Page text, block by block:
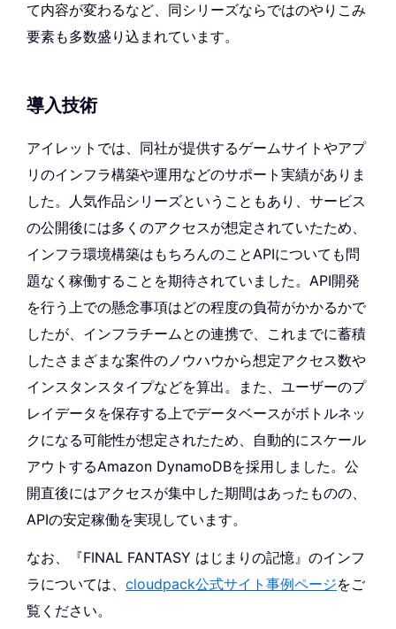
て内容が変わるなど、同シリーズならではのやりこみ
要素も多数盛り込まれています。
導入技術
アイレットでは、同社が提供するゲームサイトやアプ
リのインフラ構築や運用などのサポート実績がありま
した。人気作品シリーズということもあり、サービス
の公開後には多くのアクセスが想定されていたため、
インフラ環境構築はもちろんのことAPIについても問
題なく稼働することを期待されていました。API開発
を行う上での懸念事項はどの程度の負荷がかかるかで
したが、インフラチームとの連携で、これまでに蓄積
したさまざまな案件のノウハウから想定アクセス数や
インスタンスタイプなどを算出。また、ユーザーのプ
レイデータを保存する上でデータベースがボトルネッ
クになる可能性が想定されたため、自動的にスケール
アウトするAmazon DynamoDBを採用しました。公
開直後にはアクセスが集中した期間はあったものの、
APIの安定稼働を実現しています。
なお、『FINAL FANTASY はじまりの記憶』のインフ
ラについては、 cloudpack公式サイト事例ページをご
覧ください。